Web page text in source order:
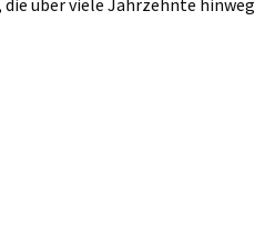
die über viele Jahrzehnte hinweg